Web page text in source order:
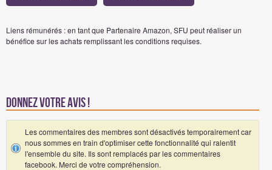
Liens rémunérés : en tant que Partenaire Amazon, SFU peut réaliser un
bénéfice sur les achats remplissant les conditions requises.
Donnez votre avis !
Les commentaires des membres sont désactivés temporairement car
nous sommes en train d'optimiser cette fonctionnalité qui ralentit
l'ensemble du site. Ils sont remplacés par les commentaires
facebook. Merci de votre compréhension.